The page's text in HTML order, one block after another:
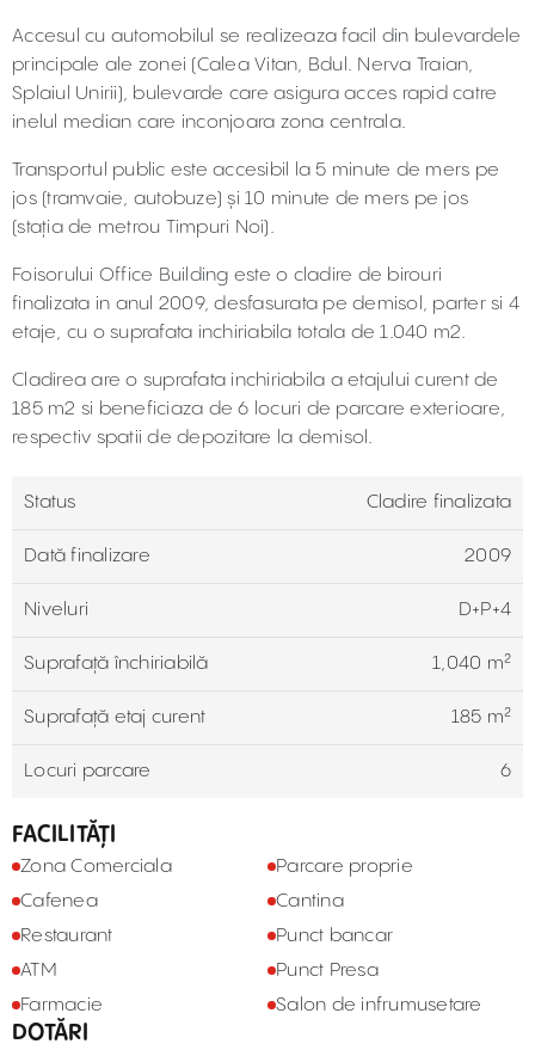
Accesul cu automobilul se realizeaza facil din bulevardele
principale ale zonei (Calea Vitan, Bdul. Nerva Traian,
Splaiul Unirii), bulevarde care asigura acces rapid catre
inelul median care inconjoara zona centrala.
Transportul public este accesibil la 5 minute de mers pe
jos (tramvaie, autobuze) şi 10 minute de mers pe jos
(staţia de metrou Timpuri Noi).
Foisorului Office Building este o cladire de birouri
finalizata in anul 2009, desfasurata pe demisol, parter si 4
etaje, cu o suprafata inchiriabila totala de 1.040 m2.
Cladirea are o suprafata inchiriabila a etajului curent de
185 m2 si beneficiaza de 6 locuri de parcare exterioare,
respectiv spatii de depozitare la demisol.
Status Cladire finalizata
Dată finalizare 2009
Niveluri D+P+4
Suprafață închiriabilă 1,040 m²
Suprafață etaj curent 185 m²
Locuri parcare 6
FACILITĂȚI
Zona Comerciala
Parcare proprie
Cafenea
Cantina
Restaurant
Punct bancar
ATM
Punct Presa
Farmacie
Salon de infrumusetare
DOTĂRI